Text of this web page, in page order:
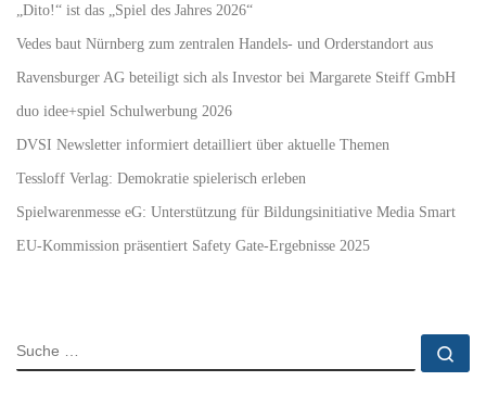
„Dito!“ ist das „Spiel des Jahres 2026“
Vedes baut Nürnberg zum zentralen Handels- und Orderstandort aus
Ravensburger AG beteiligt sich als Investor bei Margarete Steiff GmbH
duo idee+spiel Schulwerbung 2026
DVSI Newsletter informiert detailliert über aktuelle Themen
Tessloff Verlag: Demokratie spielerisch erleben
Spielwarenmesse eG: Unterstützung für Bildungsinitiative Media Smart
EU-Kommission präsentiert Safety Gate-Ergebnisse 2025
SUCHE